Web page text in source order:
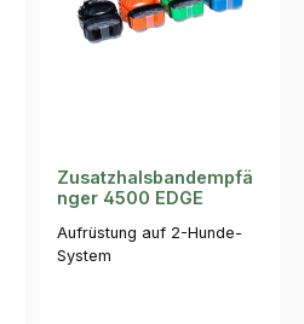
Zusatzhalsbandempfä
nger 4500 EDGE
Aufrüstung auf 2-Hunde-
System